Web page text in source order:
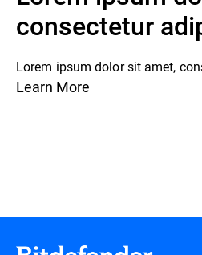
consectetur
Lorem ipsum dolor sit amet,
Learn More